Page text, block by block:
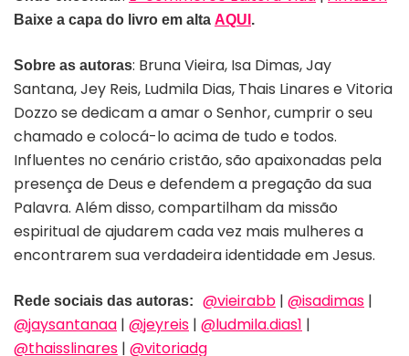
Baixe a capa do livro em alta AQUI .
Sobre as autoras: Bruna Vieira, Isa Dimas, Jay
Santana, Jey Reis, Ludmila Dias, Thais Linares e Vitoria
Dozzo se dedicam a amar o Senhor, cumprir o seu
chamado e colocá-lo acima de tudo e todos.
Influentes no cenário cristão, são apaixonadas pela
presença de Deus e defendem a pregação da sua
Palavra. Além disso, compartilham da missão
espiritual de ajudarem cada vez mais mulheres a
encontrarem sua verdadeira identidade em Jesus.
Rede sociais das autoras: @vieirabb | @isadimas |
@jaysantanaa | @jeyreis | @ludmila.dias1 |
@thaisslinares | @vitoriadg